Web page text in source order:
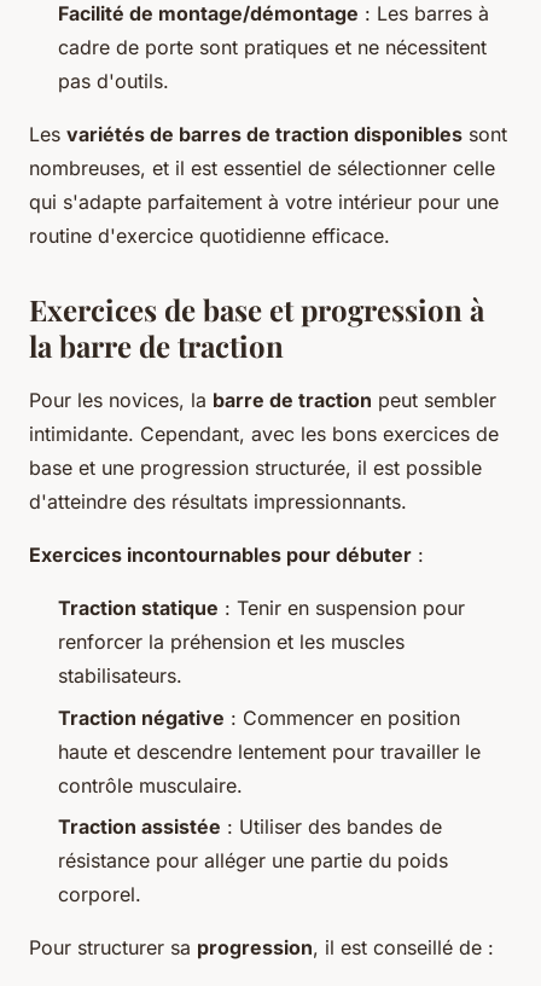
Facilité de montage/démontage : Les barres à
cadre de porte sont pratiques et ne nécessitent
pas d'outils.
Les variétés de barres de traction disponibles sont
nombreuses, et il est essentiel de sélectionner celle
qui s'adapte parfaitement à votre intérieur pour une
routine d'exercice quotidienne efficace.
Exercices de base et progression à
la barre de traction
Pour les novices, la barre de traction peut sembler
intimidante. Cependant, avec les bons exercices de
base et une progression structurée, il est possible
d'atteindre des résultats impressionnants.
Exercices incontournables pour débuter :
Traction statique : Tenir en suspension pour
renforcer la préhension et les muscles
stabilisateurs.
Traction négative : Commencer en position
haute et descendre lentement pour travailler le
contrôle musculaire.
Traction assistée : Utiliser des bandes de
résistance pour alléger une partie du poids
corporel.
Pour structurer sa progression, il est conseillé de :